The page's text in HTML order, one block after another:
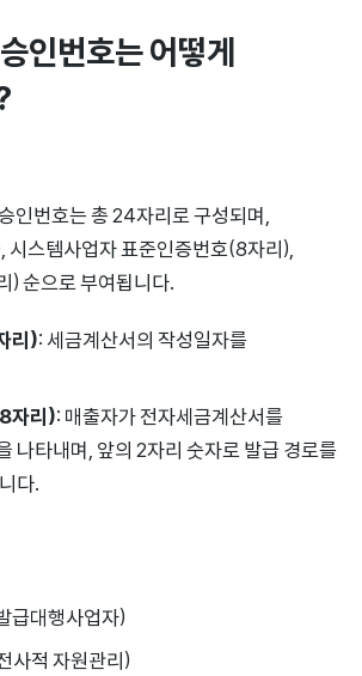
인번호는 어떻게
인번호는 총 24자리로 구성되며,
시스템사업자 표준인증번호(8자리),
) 순으로 부여됩니다.
리): 세금계산서의 작성일자를
자리): 매출자가 전자세금계산서를
나타내며, 앞의 2자리 숫자로 발급 경로를
다.
급대행사업자)
사적 자원관리)